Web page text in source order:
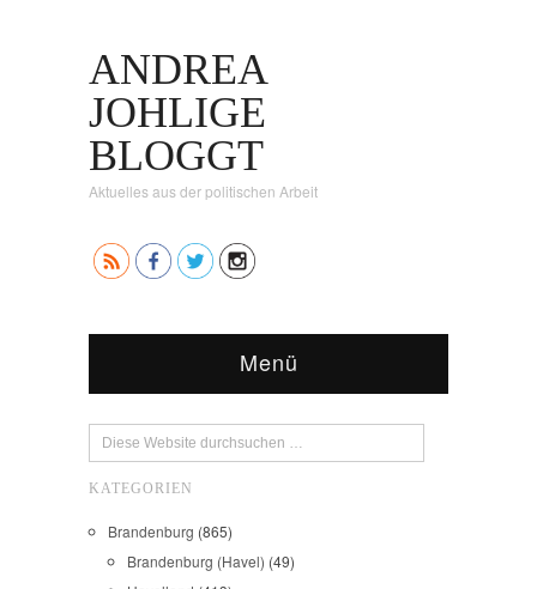
ANDREA
JOHLIGE
BLOGGT
Aktuelles aus der politischen Arbeit
Menü
KATEGORIEN
Brandenburg (865)
Brandenburg (Havel) (49)